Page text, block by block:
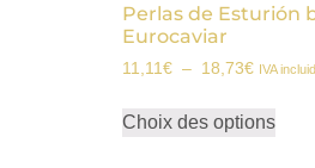
Perlas de Esturión
Eurocaviar
11,11 € – 18,73€ IVA
Choix des options